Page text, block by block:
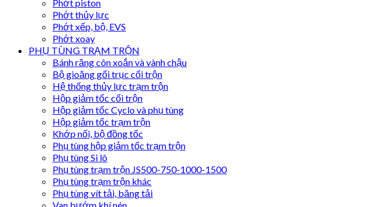
Phớt piston
Phớt thủy lực
Phớt xếp, bộ, EVS
Phớt xoay
PHỤ TÙNG TRẠM TRỘN
Bánh răng côn xoắn và vành chậu
Bộ gioăng gối trục cối trộn
Hệ thống thủy lực trạm trộn
Hộp giảm tốc cối trộn
Hộp giảm tốc Cyclo và phụ tùng
Hộp giảm tốc trạm trộn
Khớp nối, bộ đồng tốc
Phụ tùng hộp giảm tốc trạm trộn
Phụ tùng Si lô
Phụ tùng trạm trộn JS500-750-1000-1500
Phụ tùng trạm trộn khác
Phụ tùng vít tải, băng tải